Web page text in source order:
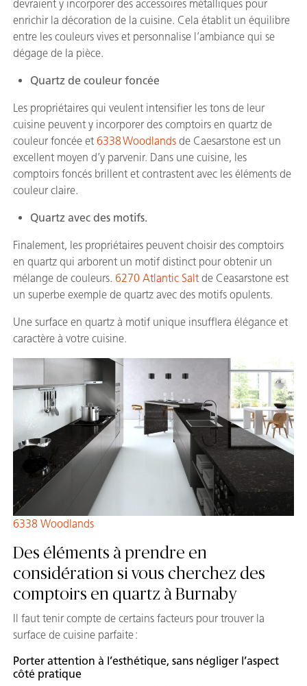
devraient y incorporer des accessoires métalliques pour
enrichir la décoration de la cuisine. Cela établit un équilibre
entre les couleurs vives et personnalise l’ambiance qui se
dégage de la pièce.
Quartz de couleur foncée
Les propriétaires qui veulent intensifier les tons de leur
cuisine peuvent y incorporer des comptoirs en quartz de
couleur foncée et 6338 Woodlands de Caesarstone est un
excellent moyen d’y parvenir. Dans une cuisine, les
comptoirs foncés brillent et contrastent avec les éléments de
couleur claire.
Quartz avec des motifs.
Finalement, les propriétaires peuvent choisir des comptoirs
en quartz qui arborent un motif distinct pour obtenir un
mélange de couleurs. 6270 Atlantic Salt de Ceasarstone est
un superbe exemple de quartz avec des motifs opulents.
Une surface en quartz à motif unique insufflera élégance et
caractère à votre cuisine.
6338 Woodlands
Des éléments à prendre en
considération si vous cherchez des
comptoirs en quartz à Burnaby
Il faut tenir compte de certains facteurs pour trouver la
surface de cuisine parfaite :
Porter attention à l’esthétique, sans négliger l’aspect
côté pratique